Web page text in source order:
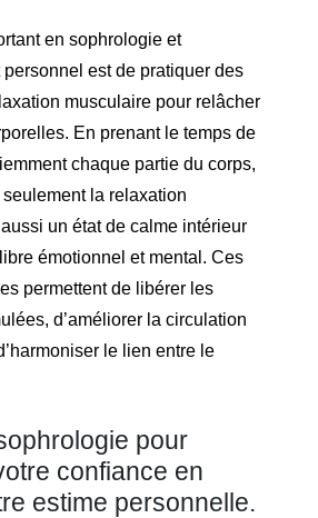
en sophrologie et
est de pratiquer des
musculaire pour relâcher
En prenant le temps de
chaque partie du corps,
la relaxation
un état de calme intérieur
émotionnel et mental. Ces
permettent de libérer les
d’améliorer la circulation
le lien entre le
pour
confiance en
estime personnelle.